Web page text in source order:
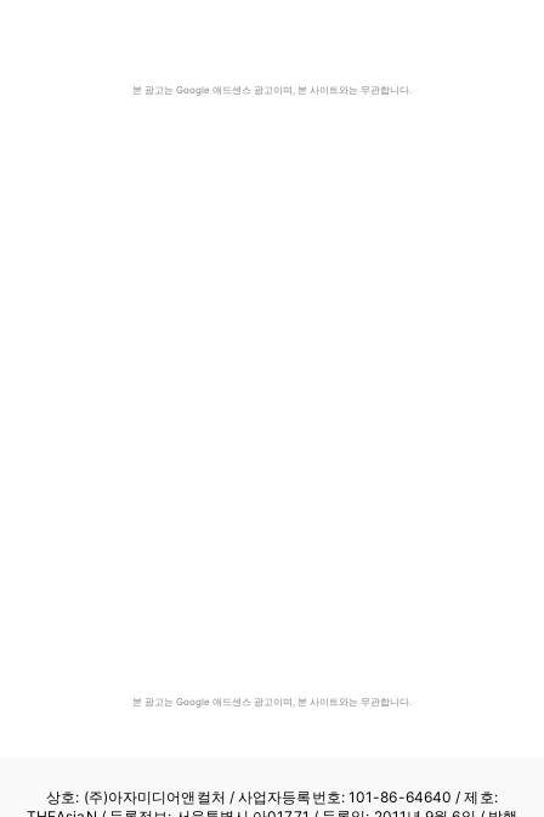
본 광고는 Google 애드센스 광고이며, 본 사이트와는 무관합니다.
본 광고는 Google 애드센스 광고이며, 본 사이트와는 무관합니다.
상호: (주)아자미디어앤컬처 /사업자등록번호: 101-86-64640 / 제호: